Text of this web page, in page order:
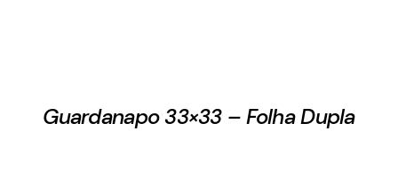
Guardanapo 33×33 – Folha Dupla